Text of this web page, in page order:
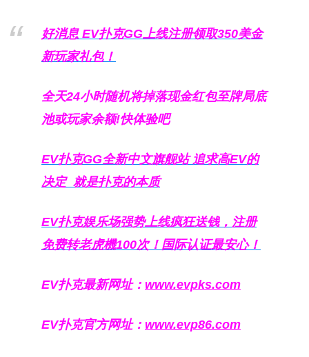
好消息 EV扑克GG上线注册领取350美金
新玩家礼包！
全天24小时随机将掉落现金红包至牌局底
池或玩家余额!快体验吧
EV扑克GG全新中文旗舰站追求高EV的
决定 就是扑克的本质
EV扑克娱乐场强势上线疯狂送钱，注册
免费转老虎機100次！国际认证最安心！
EV扑克最新网址： www.evpks.com
EV扑克官方网址： www.evp86.com